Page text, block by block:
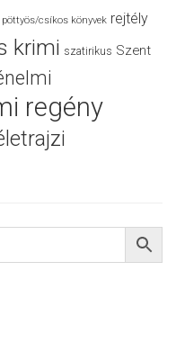
pöttyös/csíkos könyvek rejtély
krimi szatirikus Szent
regény